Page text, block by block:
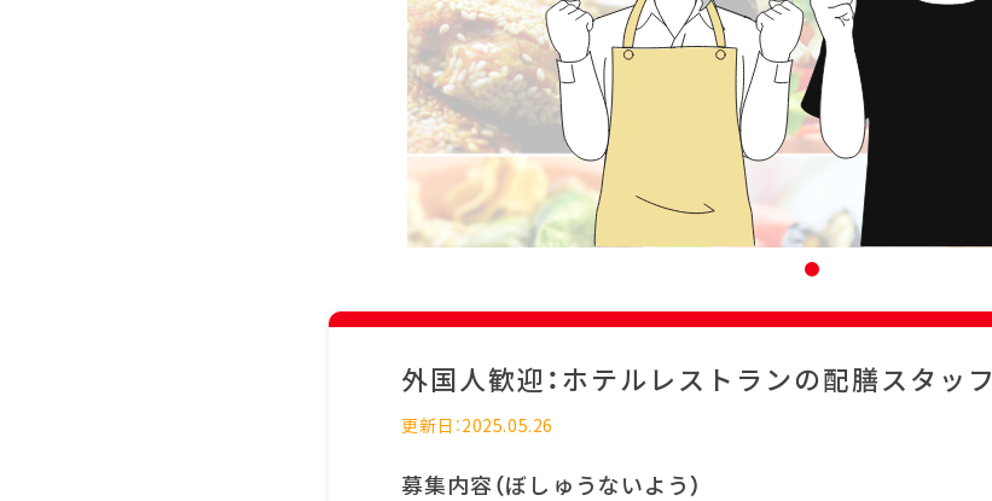
外国人歓迎：ホテルレストランの配膳スタッフ
更新日：2025.05.26
募集内容（ぼしゅうないよう）